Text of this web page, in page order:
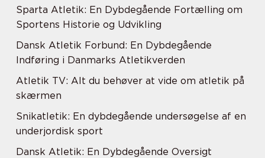
Sparta Atletik: En Dybdegående Fortælling om
Sportens Historie og Udvikling
Dansk Atletik Forbund: En Dybdegående
Indføring i Danmarks Atletikverden
Atletik TV: Alt du behøver at vide om atletik på
skærmen
Snikatletik: En dybdegående undersøgelse af en
underjordisk sport
Dansk Atletik: En Dybdegående Oversigt